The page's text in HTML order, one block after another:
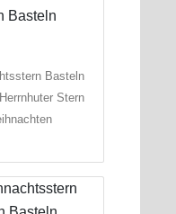
Basteln
Stern